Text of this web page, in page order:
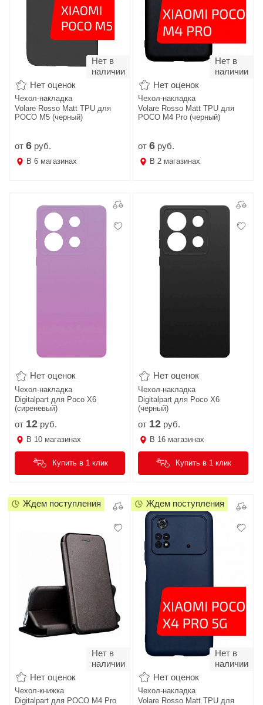
Нет в
наличии
Нет оценок
Чехол-накладка
Volare Rosso Matt TPU для
POCO M5 (черный)
от 6 руб.
В 6 магазинах
Нет в
наличии
Нет оценок
Чехол-накладка
Volare Rosso Matt TPU для
POCO M4 Pro (черный)
от 6 руб.
В 2 магазинах
Нет оценок
Чехол-накладка
Digitalpart для Poco X6
(сиреневый)
от 12 руб.
В 10 магазинах
Купить в 1 клик
Нет оценок
Чехол-накладка
Digitalpart для Poco X6
(черный)
от 12 руб.
В 16 магазинах
Купить в 1 клик
Нет в
наличии
Нет оценок
Чехол-книжка
Digitalpart для POCO M4 Pro
Ждем поступления
Нет в
наличии
Нет оценок
Чехол-накладка
Volare Rosso Matt TPU для
Ждем поступления